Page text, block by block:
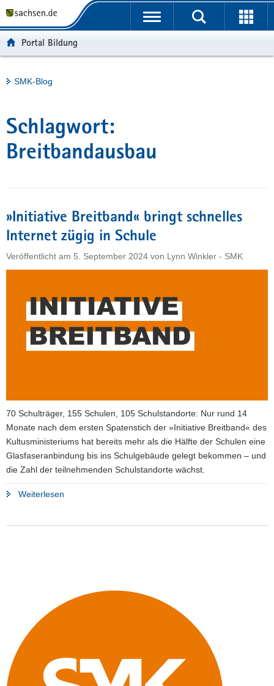
t
e
r
g
r
e
n
e
n
u
h
a
l
t
e
v
e
Portalübergreifende
Portal Bildung
Hauptinhalt
SMK-Blog
Schlagwort:
Breitbandausbau
»Initiative Breitband« bringt schnelles
Internet zügig in Schule
Veröffentlicht am 5. September 2024 von Lynn Winkler - SMK
70 Schulträger, 155 Schulen, 105 Schulstandorte: Nur rund 14
Monate nach dem ersten Spatenstich der »Initiative Breitband« des
Kultusministeriums hat bereits mehr als die Hälfte der Schulen eine
Glasfaseranbindung bis ins Schulgebäude gelegt bekommen – und
die Zahl der teilnehmenden Schulstandorte wächst.
Weiterlesen
Schule"